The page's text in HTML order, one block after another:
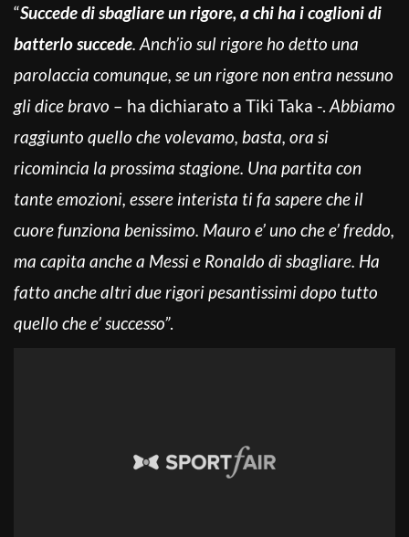
“Succede di sbagliare un rigore, a chi ha i coglioni di
batterlo succede. Anch’io sul rigore ho detto una
parolaccia comunque, se un rigore non entra nessuno
gli dice bravo – ha dichiarato a Tiki Taka -. Abbiamo
raggiunto quello che volevamo, basta, ora si
ricomincia la prossima stagione. Una partita con
tante emozioni, essere interista ti fa sapere che il
cuore funziona benissimo. Mauro e’ uno che e’ freddo,
ma capita anche a Messi e Ronaldo di sbagliare. Ha
fatto anche altri due rigori pesantissimi dopo tutto
quello che e’ successo”.